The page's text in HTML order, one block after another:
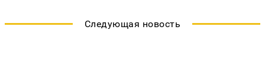
Следующая новость